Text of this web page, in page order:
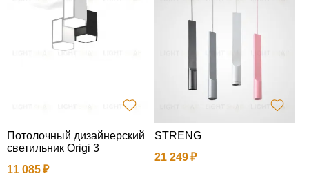
Потолочный дизайнерский
светильник Origi 3
11 085
STRENG
21 249